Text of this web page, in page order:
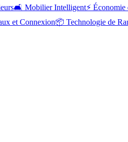
🛋️ Mobilier Intelligent⚡ Économie
et Connexion📦 Technologie de